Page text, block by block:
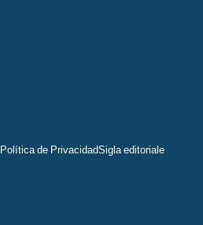
Política de PrivacidadSigla editoriale